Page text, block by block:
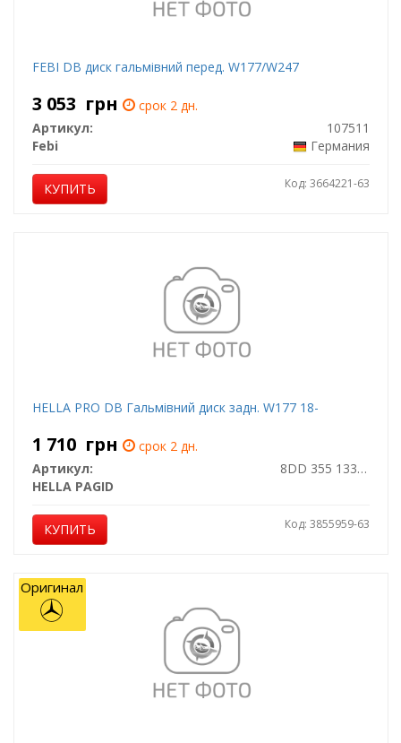
FEBI DB диск гальмівний перед. W177/W247
3 053 грн
срок 2 дн.
Артикул:
107511
Febi
Германия
КУПИТЬ Код: 3664221-63
HELLA PRO DB Гальмівний диск задн. W177 18-
1 710 грн
срок 2 дн.
Артикул:
8DD 355 133-061
HELLA PAGID
КУПИТЬ Код: 3855959-63
Оригинал